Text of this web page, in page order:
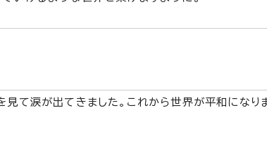
見て涙が出てきました。これから世界が平和になり